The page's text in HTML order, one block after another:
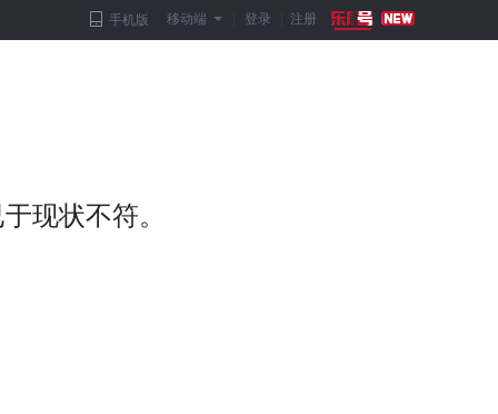
手机版 移动端 登录 注册
现状不符。